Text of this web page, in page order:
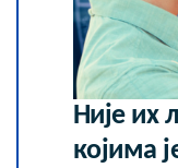
Није их
којима